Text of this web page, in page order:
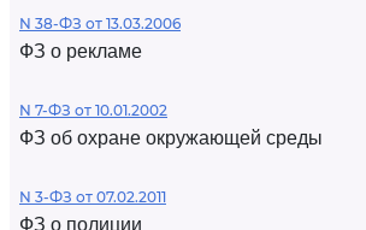
N 38-ФЗ от 13.03.2006
ФЗ о рекламе
N 7-ФЗ от 10.01.2002
ФЗ об охране окружающей среды
N 3-ФЗ от 07.02.2011
ФЗ о полиции